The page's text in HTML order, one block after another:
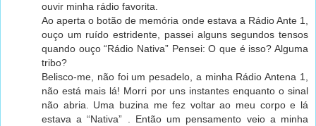
ouvir minha rádio favorita.
Ao aperta o botão de memória onde estava a Rádio Ante 1,
ouço um ruído estridente, passei alguns segundos tensos
quando ouço “Rádio Nativa” Pensei: O que é isso? Alguma
tribo?
Belisco-me, não foi um pesadelo, a minha Rádio Antena 1,
não está mais lá! Morri por uns instantes enquanto o sinal
não abria. Uma buzina me fez voltar ao meu corpo e lá
estava a “Nativa” . Então um pensamento veio a minha